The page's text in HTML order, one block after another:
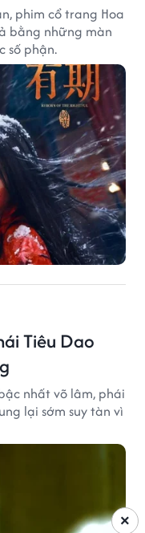
phim cổ trang Hoa
bằng những màn
số phận.
Tiêu Dao
nhất võ lâm, phái
lại sớm suy tàn vì
×